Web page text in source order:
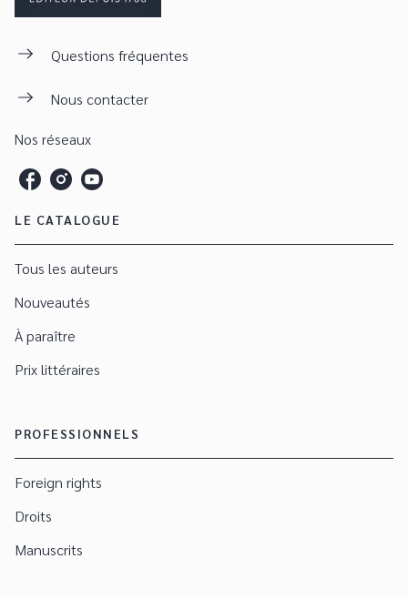
Questions fréquentes
Nous contacter
Nos réseaux
LE CATALOGUE
Tous les auteurs
Nouveautés
À paraître
Prix littéraires
PROFESSIONNELS
Foreign rights
Droits
Manuscrits